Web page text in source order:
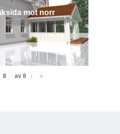
mot norr
av 8 › »